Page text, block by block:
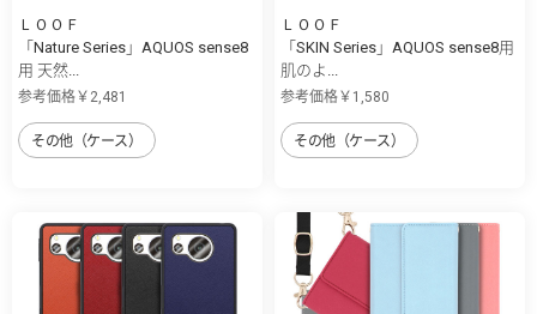
ＬＯＯＦ
「Nature Series」AQUOS sense8
用 天然...
参考価格￥2,481
その他（ケース）
ＬＯＯＦ
「SKIN Series」AQUOS sense8用
肌のよ...
参考価格￥1,580
その他（ケース）